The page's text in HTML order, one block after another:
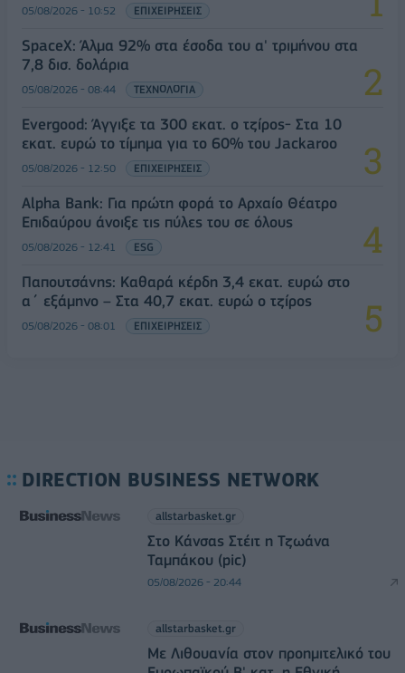
05/08/2026 - 10:52 ΕΠΙΧΕΙΡΗΣΕΙΣ
SpaceX: Άλμα 92% στα έσοδα του α' τριμήνου στα
7,8 δισ. δολάρια
05/08/2026 - 08:44 ΤΕΧΝΟΛΟΓΙΑ
Evergood: Άγγιξε τα 300 εκατ. ο τζίρος- Στα 10
εκατ. ευρώ το τίμημα για το 60% του Jackaroo
05/08/2026 - 12:50 ΕΠΙΧΕΙΡΗΣΕΙΣ
Alpha Bank: Για πρώτη φορά το Αρχαίο Θέατρο
Επιδαύρου άνοιξε τις πύλες του σε όλους
05/08/2026 - 12:41 ESG
Παπουτσάνης: Καθαρά κέρδη 3,4 εκατ. ευρώ στο
α΄ εξάμηνο – Στα 40,7 εκατ. ευρώ ο τζίρος
05/08/2026 - 08:01 ΕΠΙΧΕΙΡΗΣΕΙΣ
DIRECTION BUSINESS NETWORK
allstarbasket.gr
Στο Κάνσας Στέιτ η Τζωάνα
Ταμπάκου (pic)
05/08/2026 - 20:44
allstarbasket.gr
Με Λιθουανία στον προημιτελικό του